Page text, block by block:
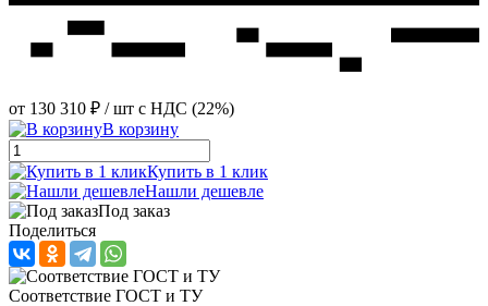
от 130 310 ₽ / шт с НДС (22%)
В корзину
Купить в 1 клик
Нашли дешевле
Под заказ
Поделиться
Соответствие ГОСТ и ТУ